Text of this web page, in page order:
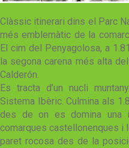
Clàssic itinerari dins el Parc
més emblemàtic de la
El cim del Penyagolosa, a
la segona carena més alta
Calderón.
Es tracta d’un nucli
Sistema Ibèric. Culmina als
des de on es domina una
comarques castellonenques i
paret rocosa des de la